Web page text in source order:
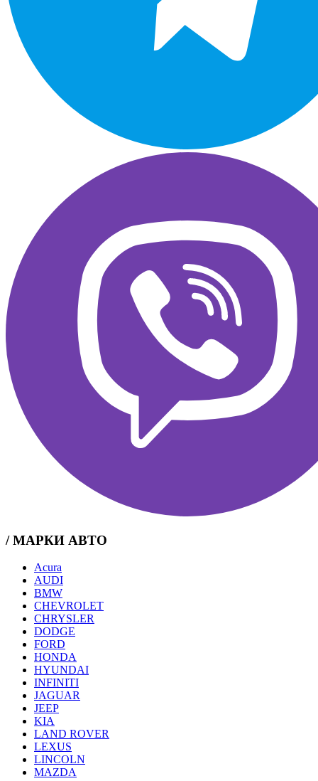
/ МАРКИ АВТО
Acura
AUDI
BMW
CHEVROLET
CHRYSLER
DODGE
FORD
HONDA
HYUNDAI
INFINITI
JAGUAR
JEEP
KIA
LAND ROVER
LEXUS
LINCOLN
MAZDA